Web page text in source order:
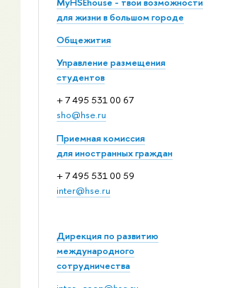
для жизни в большом городе
Общежития
Управление размещения
студентов
+ 7 495 531 00 67
sho@hse.ru
Приемная комиссия
для иностранных граждан
+ 7 495 531 00 59
inter@hse.ru
Дирекция по развитию
международного
сотрудничества